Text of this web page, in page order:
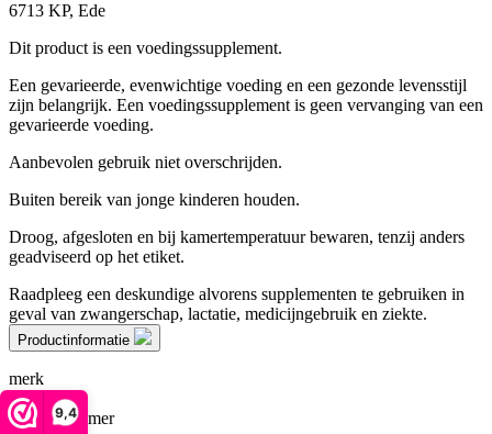
9,4
6713 KP, Ede
Dit product is een voedingssupplement.
Een gevarieerde, evenwichtige voeding en een gezonde levensstijl
zijn belangrijk. Een voedingssupplement is geen vervanging van een
gevarieerde voeding.
Aanbevolen gebruik niet overschrijden.
Buiten bereik van jonge kinderen houden.
Droog, afgesloten en bij kamertemperatuur bewaren, tenzij anders
geadviseerd op het etiket.
Raadpleeg een deskundige alvorens supplementen te gebruiken in
geval van zwangerschap, lactatie, medicijngebruik en ziekte.
Productinformatie
merk
Nova Vitae
Artikelnummer